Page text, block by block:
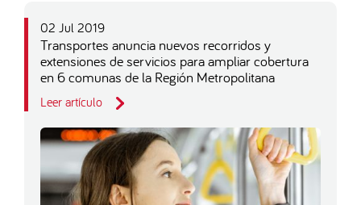
02 Jul 2019
Transportes anuncia nuevos recorridos y
extensiones de servicios para ampliar cobertura
en 6 comunas de la Región Metropolitana
Leer artículo